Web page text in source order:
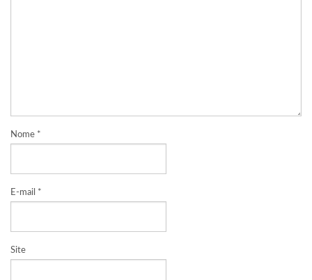
Nome *
E-mail *
Site